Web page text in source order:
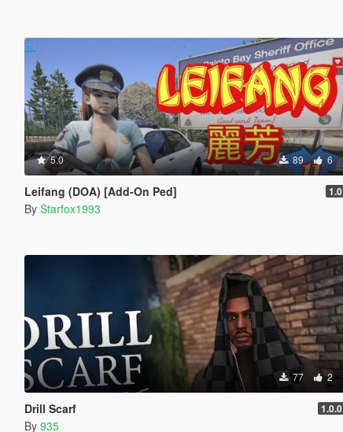
5.0 89 6
Leifang (DOA) [Add-On Ped] 1.0
By Starfox1993
77 2
Drill Scarf 1.0.0
By 935